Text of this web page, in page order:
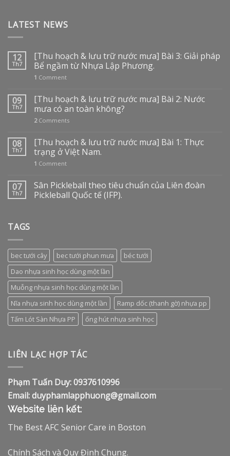
LATEST NEWS
12
Th7
[Thu hoạch & lưu trữ nước mưa] Bài 3: Giải pháp
Bể ngầm từ Nhựa Lập Phương.
1 Comment
09
Th7
[Thu hoạch & lưu trữ nước mưa] Bài 2: Nước
mưa có an toàn không?
2Comments
08
Th7
[Thu hoạch & lưu trữ nước mưa] Bài 1: Thực
trạng ở Việt Nam.
1 Comment
07
Th7
Sân Pickleball theo tiêu chuẩn của Liên đoàn
Pickleball Quốc tế (IFP).
TAGS
bec tưới cây bec tưới phun mưa
béc tưới
Dao nhựa sinh học dùng một lần
Muỗng nhựa sinh học dùng một lần
Nĩa nhựa sinh học dùng một lần
Ramp dốc (thanh gờ) nhựa pp
Tấm Lót Sàn Nhựa PP
ống hút nhựa sinh học
LIÊN LẠC HỢP TÁC
Phạm Tuấn Duy: 0937610996
Email: duyphamlapphuong@gmail.com
Website liên kết:
The Best AFC Senior Care in Boston
Chính Sách và Quy Định Chung.